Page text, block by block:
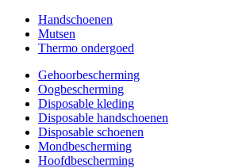
Handschoenen
Mutsen
Thermo ondergoed
Gehoorbescherming
Oogbescherming
Disposable kleding
Disposable handschoenen
Disposable schoenen
Mondbescherming
Hoofdbescherming